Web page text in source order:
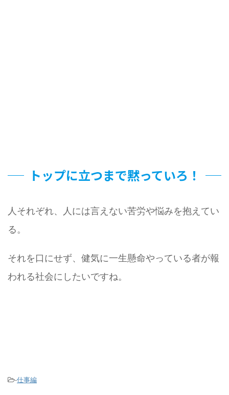
トップに立つまで黙っていろ！
人それぞれ、人には言えない苦労や悩みを抱えてい
る。
それを口にせず、健気に一生懸命やっている者が報
われる社会にしたいですね。
-仕事編